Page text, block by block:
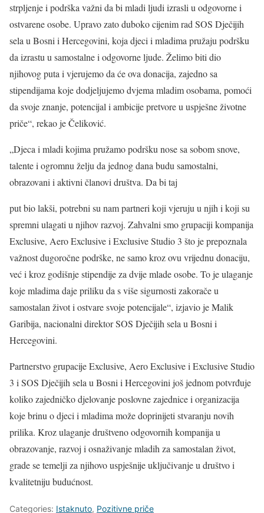
strpljenje i podrška važni da bi mladi ljudi izrasli u odgovorne i
ostvarene osobe. Upravo zato duboko cijenim rad SOS Dječijih
sela u Bosni i Hercegovini, koja djeci i mladima pružaju podršku
da izrastu u samostalne i odgovorne ljude. Želimo biti dio
njihovog puta i vjerujemo da će ova donacija, zajedno sa
stipendijama koje dodjeljujemo dvjema mladim osobama, pomoći
da svoje znanje, potencijal i ambicije pretvore u uspješne životne
priče“, rekao je Čeliković.
„Djeca i mladi kojima pružamo podršku nose sa sobom snove,
talente i ogromnu želju da jednog dana budu samostalni,
obrazovani i aktivni članovi društva. Da bi taj
put bio lakši, potrebni su nam partneri koji vjeruju u njih i koji su
spremni ulagati u njihov razvoj. Zahvalni smo grupaciji kompanija
Exclusive, Aero Exclusive i Exclusive Studio 3 što je prepoznala
važnost dugoročne podrške, ne samo kroz ovu vrijednu donaciju,
već i kroz godišnje stipendije za dvije mlade osobe. To je ulaganje
koje mladima daje priliku da s više sigurnosti zakorače u
samostalan život i ostvare svoje potencijale“, izjavio je Malik
Garibija, nacionalni direktor SOS Dječijih sela u Bosni i
Hercegovini.
Partnerstvo grupacije Exclusive, Aero Exclusive i Exclusive Studio
3 i SOS Dječijih sela u Bosni i Hercegovini još jednom potvrđuje
koliko zajedničko djelovanje poslovne zajednice i organizacija
koje brinu o djeci i mladima može doprinijeti stvaranju novih
prilika. Kroz ulaganje društveno odgovornih kompanija u
obrazovanje, razvoj i osnaživanje mladih za samostalan život,
grade se temelji za njihovo uspješnije uključivanje u društvo i
kvalitetniju budućnost.
Categories: Istaknuto, Pozitivne priče